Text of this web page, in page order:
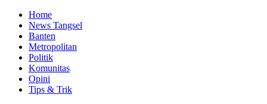
Home
News Tangsel
Banten
Metropolitan
Politik
Komunitas
Opini
Tips & Trik